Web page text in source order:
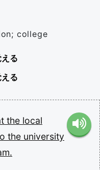
college
る
る
the local
the university